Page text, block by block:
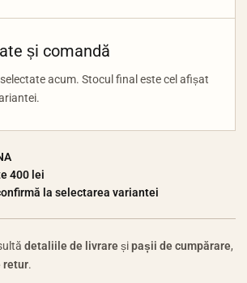
și comandă
acum. Stocul final este cel afișat
400 lei
la selectarea variantei
detaliile de livrare șipașii de cumpărare,
retur.